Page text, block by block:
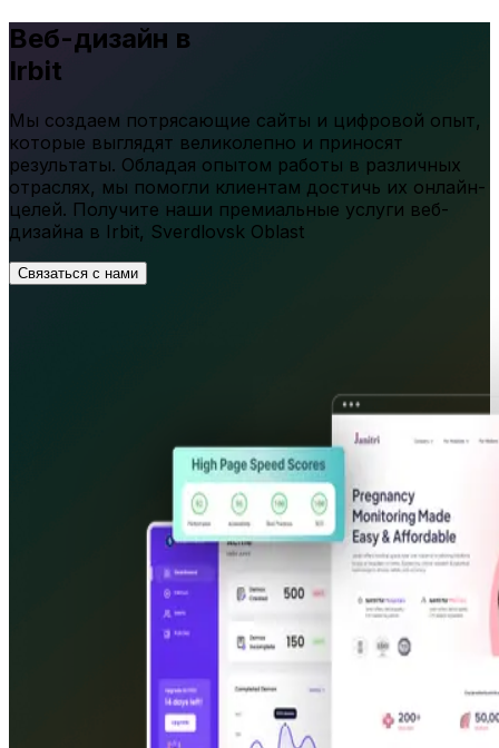
Веб-дизайн в
Irbit
Мы создаем потрясающие сайты и цифровой опыт,
которые выглядят великолепно и приносят
результаты. Обладая опытом работы в различных
отраслях, мы помогли клиентам достичь их онлайн-
целей. Получите наши премиальные услуги веб-
дизайна в Irbit, Sverdlovsk Oblast
Связаться с нами